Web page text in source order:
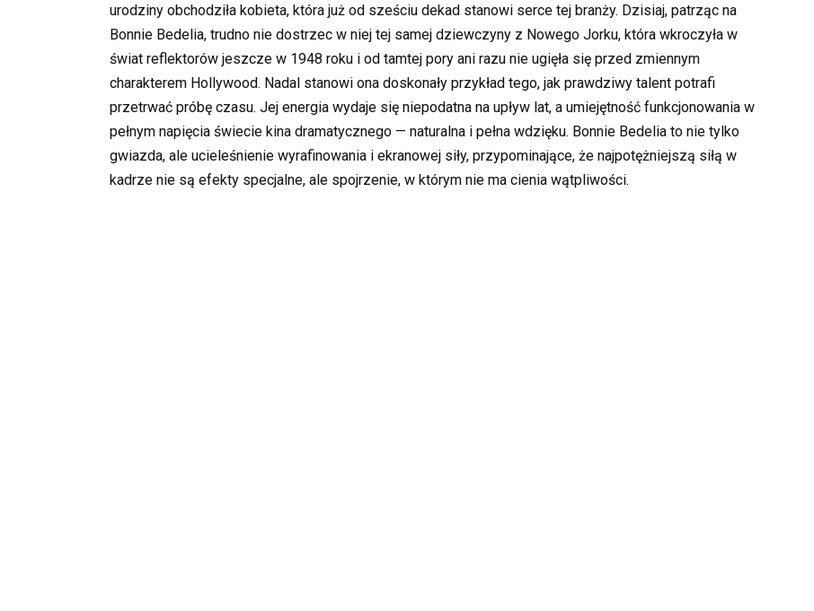
urodziny obchodziła kobieta, która już od sześciu dekad stanowi serce tej branży. Dzisiaj, patrząc na
Bonnie Bedelia, trudno nie dostrzec w niej tej samej dziewczyny z Nowego Jorku, która wkroczyła w
świat reflektorów jeszcze w 1948 roku i od tamtej pory ani razu nie ugięła się przed zmiennym
charakterem Hollywood. Nadal stanowi ona doskonały przykład tego, jak prawdziwy talent potrafi
przetrwać próbę czasu. Jej energia wydaje się niepodatna na upływ lat, a umiejętność funkcjonowania w
pełnym napięcia świecie kina dramatycznego — naturalna i pełna wdzięku. Bonnie Bedelia to nie tylko
gwiazda, ale ucieleśnienie wyrafinowania i ekranowej siły, przypominające, że najpotężniejszą siłą w
kadrze nie są efekty specjalne, ale spojrzenie, w którym nie ma cienia wątpliwości.